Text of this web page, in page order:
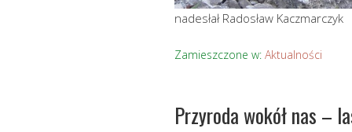
nadesłał Radosław Kaczmarczyk
Zamieszczone w: Aktualności
Przyroda wokół nas –